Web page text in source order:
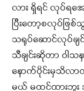
လား ရှိရင် လုပ်ရအ
ပြီးတော့စလုပ်ဖြစ်
သရုပ်ဆောင်လုပ်ခ
သီချင်းဆိုတာ ဝါသ
နောက်ပိုင်းမှသိလ
မယ် မထင်ထားဘူး